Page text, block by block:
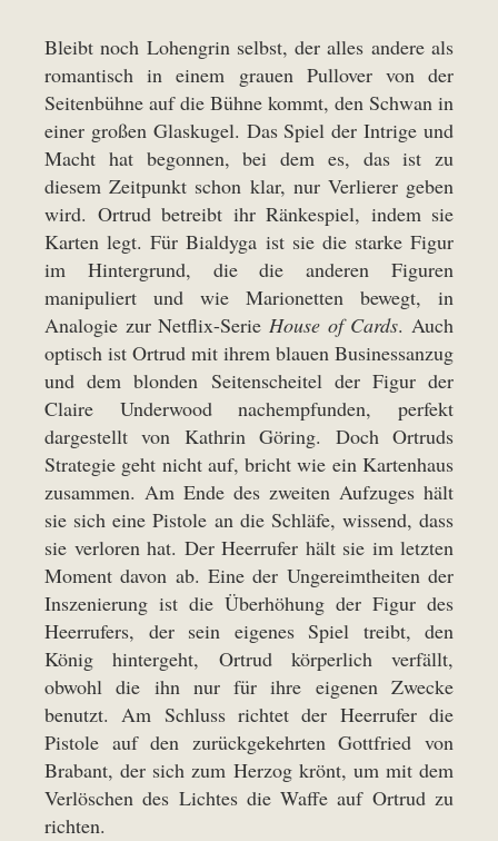
Bleibt noch Lohengrin selbst, der alles andere als
romantisch in einem grauen Pullover von der
Seitenbühne auf die Bühne kommt, den Schwan in
einer großen Glaskugel. Das Spiel der Intrige und
Macht hat begonnen, bei dem es, das ist zu
diesem Zeitpunkt schon klar, nur Verlierer geben
wird. Ortrud betreibt ihr Ränkespiel, indem sie
Karten legt. Für Bialdyga ist sie die starke Figur
im Hintergrund, die die anderen Figuren
manipuliert und wie Marionetten bewegt, in
Analogie zur Netflix-Serie House of Cards. Auch
optisch ist Ortrud mit ihrem blauen Businessanzug
und dem blonden Seitenscheitel der Figur der
Claire Underwood nachempfunden, perfekt
dargestellt von Kathrin Göring. Doch Ortruds
Strategie geht nicht auf, bricht wie ein Kartenhaus
zusammen. Am Ende des zweiten Aufzuges hält
sie sich eine Pistole an die Schläfe, wissend, dass
sie verloren hat. Der Heerrufer hält sie im letzten
Moment davon ab. Eine der Ungereimtheiten der
Inszenierung ist die Überhöhung der Figur des
Heerrufers, der sein eigenes Spiel treibt, den
König hintergeht, Ortrud körperlich verfällt,
obwohl die ihn nur für ihre eigenen Zwecke
benutzt. Am Schluss richtet der Heerrufer die
Pistole auf den zurückgekehrten Gottfried von
Brabant, der sich zum Herzog krönt, um mit dem
Verlöschen des Lichtes die Waffe auf Ortrud zu
richten.